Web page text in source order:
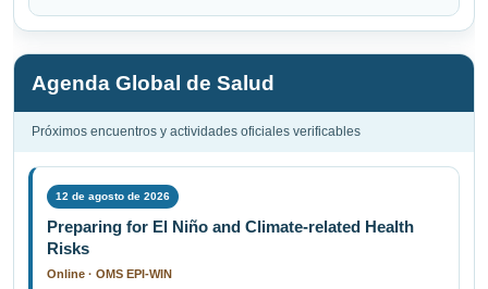
Agenda Global de Salud
Próximos encuentros y actividades oficiales verificables
12 de agosto de 2026
Preparing for El Niño and Climate-related Health
Risks
Online · OMS EPI-WIN